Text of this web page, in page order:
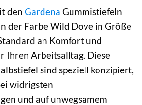
den Gardena Gummistiefeln
der Farbe Wild Dove in Größe
an Komfort und
Ihren Arbeitsalltag. Diese
sind speziell konzipiert,
widrigsten
und auf unwegsamem